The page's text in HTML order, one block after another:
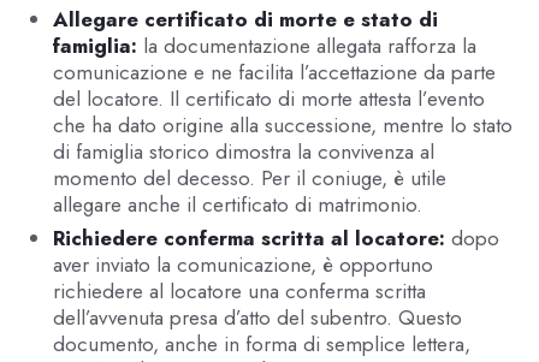
Allegare certificato di morte e stato di
famiglia: la documentazione allegata rafforza la
comunicazione e ne facilita l’accettazione da parte
del locatore. Il certificato di morte attesta l’evento
che ha dato origine alla successione, mentre lo stato
di famiglia storico dimostra la convivenza al
momento del decesso. Per il coniuge, è utile
allegare anche il certificato di matrimonio.
Richiedere conferma scritta al locatore: dopo
aver inviato la comunicazione, è opportuno
richiedere al locatore una conferma scritta
dell’avvenuta presa d’atto del subentro. Questo
documento, anche in forma di semplice lettera,